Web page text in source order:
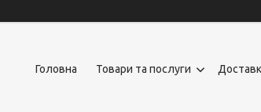
Головна Товари та послуги